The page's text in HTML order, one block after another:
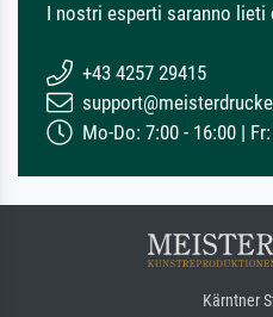
I nostri esperti saranno lieti
+43 4257 29415
Mo-Do: 7:00 - 16:00 |
Kärntner